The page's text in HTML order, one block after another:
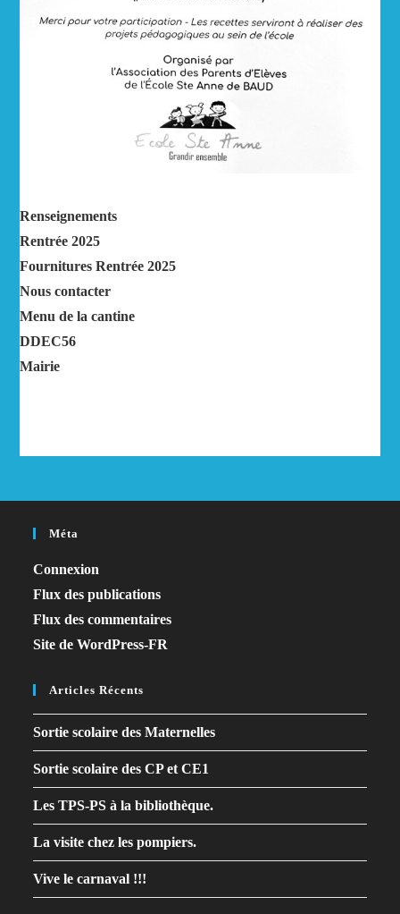
Renseignements
Rentrée 2025
Fournitures Rentrée 2025
Nous contacter
Menu de la cantine
DDEC56
Mairie
Méta
Connexion
Flux des publications
Flux des commentaires
Site de WordPress-FR
Articles Récents
Sortie scolaire des Maternelles
Sortie scolaire des CP et CE1
Les TPS-PS à la bibliothèque.
La visite chez les pompiers.
Vive le carnaval !!!